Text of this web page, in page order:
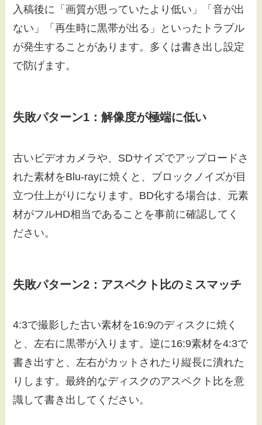
入稿後に「画質が思っていたより低い」「音が出
ない」「再生時に黒帯が出る」といったトラブル
が発生することがあります。多くは書き出し設定
で防げます。
失敗パターン1：解像度が極端に低い
古いビデオカメラや、SDサイズでアップロードさ
れた素材をBlu-rayに焼くと、ブロックノイズが目
立つ仕上がりになります。BD化する場合は、元素
材がフルHD相当であることを事前に確認してく
ださい。
失敗パターン2：アスペクト比のミスマッチ
4:3で撮影した古い素材を16:9のディスクに焼く
と、左右に黒帯が入ります。逆に16:9素材を4:3で
書き出すと、左右がカットされたり縦長に潰れた
りします。最終的なディスクのアスペクト比を意
識して書き出してください。